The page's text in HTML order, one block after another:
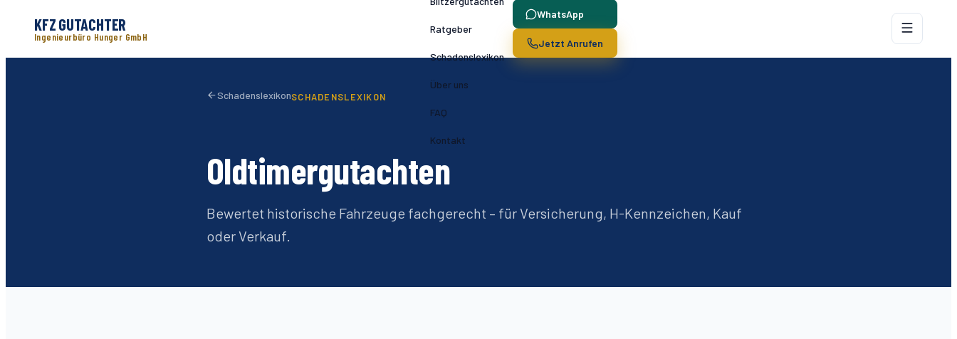
KFZ GUTACHTER
Ingenieurbüro Hunger GmbH
Ratgeber
Schadenslexikon
Über uns
FAQ
Kontakt
WhatsApp
Jetzt Anrufen
SchadenslexikonSCHADENSLEXIKON
Oldtimergutachten
Bewertet historische Fahrzeuge fachgerecht – für Versicherung, H-Kennzeichen, Kauf
oder Verkauf.